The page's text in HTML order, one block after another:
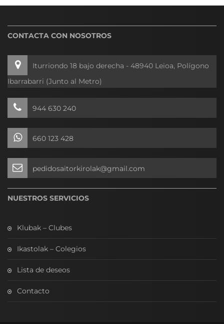
CONTACTA CON NOSOTROS
Iturriondo 18 bajo derecha - 48940 Leioa, Polígono
Ibarrabarri (Junto al Metro)
944 630 240
660 123 428
pedidosaitorkirolak@gmail.com
NUESTROS SERVICIOS
Klubak – Clubes
Ikastolak – Colegios
Lista de deseos
Contacto